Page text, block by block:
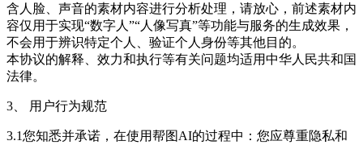
含人脸、声音的素材内容进行分析处理，请放心，前述素材内
容仅用于实现“数字人”“人像写真”等功能与服务的生成效果，
不会用于辨识特定个人、验证个人身份等其他目的。
本协议的解释、效力和执行等有关问题均适用中华人民共和国
法律。
3、 用户行为规范
3.1您知悉并承诺，在使用帮图AI的过程中：您应尊重隐私和